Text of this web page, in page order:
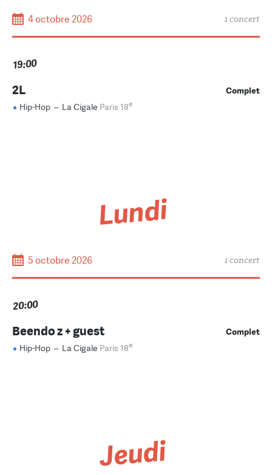
4 octobre 2026 1 concert
19:00
Complet
2L
Hip-Hop – La Cigale Paris 18e
Lundi
5 octobre 2026 1 concert
20:00
Complet
Beendo z + guest
Hip-Hop – La Cigale Paris 18e
Jeudi